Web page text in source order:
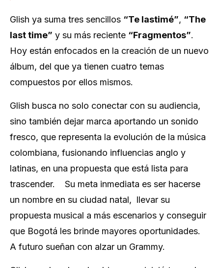
Glish ya suma tres sencillos “Te lastimé”, “The
last time” y su más reciente “Fragmentos”.
Hoy están enfocados en la creación de un nuevo
álbum, del que ya tienen cuatro temas
compuestos por ellos mismos.
Glish busca no solo conectar con su audiencia,
sino también dejar marca aportando un sonido
fresco, que representa la evolución de la música
colombiana, fusionando influencias anglo y
latinas, en una propuesta que está lista para
trascender. Su meta inmediata es ser hacerse
un nombre en su ciudad natal, llevar su
propuesta musical a más escenarios y conseguir
que Bogotá les brinde mayores oportunidades.
A futuro sueñan con alzar un Grammy.